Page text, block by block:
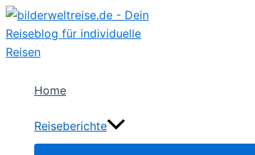
Zum
Inhalt
springen
Home
Reiseberichte